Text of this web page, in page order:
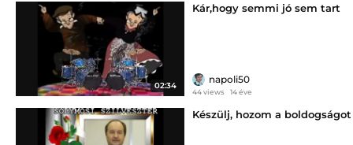
02:34
Kár,hogy semmi jó sem tart
napoli50
44 views 14 éve
Készülj, hozom a boldogságot